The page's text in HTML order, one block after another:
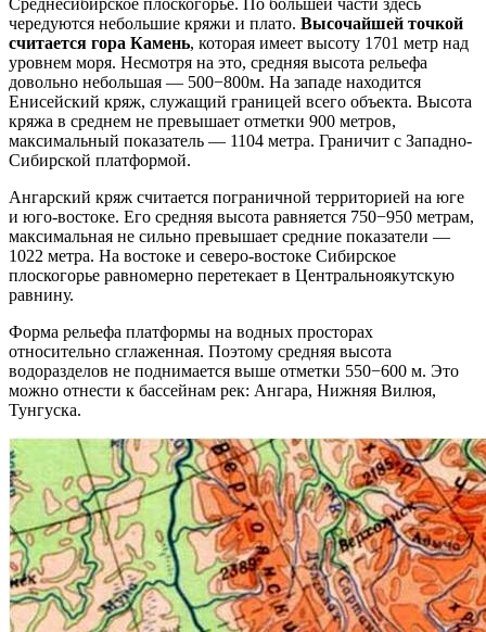
Среднесибирское плоскогорье. По большей части здесь
чередуются небольшие кряжи и плато. Высочайшей точкой
считается гора Камень, которая имеет высоту 1701 метр над
уровнем моря. Несмотря на это, средняя высота рельефа
довольно небольшая — 500−800м. На западе находится
Енисейский кряж, служащий границей всего объекта. Высота
кряжа в среднем не превышает отметки 900 метров,
максимальный показатель — 1104 метра. Граничит с Западно-
Сибирской платформой.
Ангарский кряж считается пограничной территорией на юге
и юго-востоке. Его средняя высота равняется 750−950 метрам,
максимальная не сильно превышает средние показатели —
1022 метра. На востоке и северо-востоке Сибирское
плоскогорье равномерно перетекает в Центральноякутскую
равнину.
Форма рельефа платформы на водных просторах
относительно сглаженная. Поэтому средняя высота
водоразделов не поднимается выше отметки 550−600 м. Это
можно отнести к бассейнам рек: Ангара, Нижняя Вилюя,
Тунгуска.